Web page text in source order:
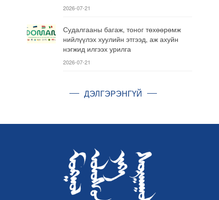
2026-07-21
Судалгааны багаж, тоног төхөөрөмж
нийлүүлэх хуулийн этгээд, аж ахуйн
нэгжид илгээх урилга
2026-07-21
ДЭЛГЭРЭНГҮЙ